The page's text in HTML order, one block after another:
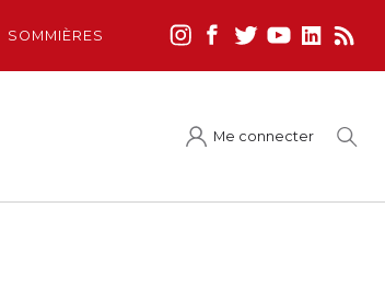
SOMMIÈRES
Me connecter